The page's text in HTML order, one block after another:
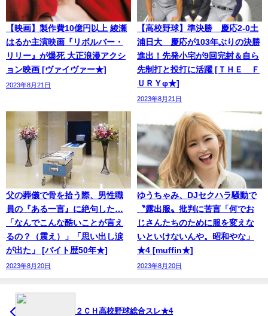
【映画】製作費10億円以上 綾瀬
はるか主演映画『リボルバー・
リリー』が爆死 大正浪漫アクシ
ョン映画 [ヴァイヴァー★]
2023年8月21日
【高校野球】準決勝 慶応2-0土
浦日大 慶応が103年ぶりの決勝
進出！先発小宅が9回完封＆自ら
先制打と投打に活躍 [ＴＨＥ Ｆ
ＵＲＹφ★]
2023年8月21日
父の葬儀で骨を拾う際、男性職
員の『ある一言』に絶句した…
「なんでこんな酷いことが言え
るの？（震え）」「思い出し涙
が出た」 [バイト歴50年★]
2023年8月20日
ゆうちゃみ、DJセクハラ騒動で
〝露出服〟批判に苦言「何でお
じさんたちのために服を変えな
いといけないんや。昭和やな」
★4 [muffin★]
2023年8月20日
２ＣＨ高校野球総合スレ★4